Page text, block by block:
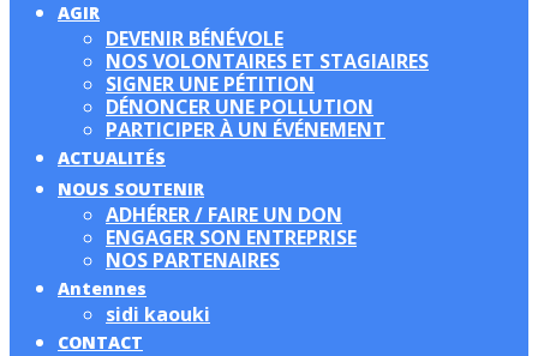
AGIR
DEVENIR BÉNÉVOLE
NOS VOLONTAIRES ET STAGIAIRES
SIGNER UNE PÉTITION
DÉNONCER UNE POLLUTION
PARTICIPER À UN ÉVÉNEMENT
ACTUALITÉS
NOUS SOUTENIR
ADHÉRER / FAIRE UN DON
ENGAGER SON ENTREPRISE
NOS PARTENAIRES
Antennes
sidi kaouki
CONTACT